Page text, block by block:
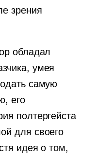
зрения
обладал
умея
самую
его
полтергейста
для своего
идея о том,